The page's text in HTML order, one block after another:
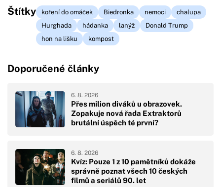
Štítky koření do omáček Biedronka nemoci
chalupa
Hurghada
hádanka lanýž
Donald Trump
hon na lišku
kompost
Doporučené články
Přes milion diváků u obrazovek.
Zopakuje nová řada Extraktorů
brutální úspěch té první?
6. 8. 2026
Kvíz: Pouze 1 z 10 pamětníků dokáže
správně poznat všech 10 českých
filmů a seriálů 90. let
6. 8. 2026